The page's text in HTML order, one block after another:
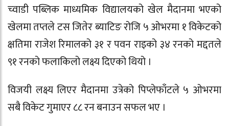
च्वाडी पब्लिक माध्यमिक विद्यालयको खेल मैदानमा भएको
खेलमा तप्तले टस जितेर ब्याटिङ रोजि ५ ओभरमा १ विकेटको
क्षतिमा राजेश रिमालको ३१ र पवन राइको ३४ रनको मद्दतले
९१ रनको फलाकिलो लक्ष्य दिएको थियो ।
विजयी लक्ष्य लिएर मैदानमा उत्रेको पिप्लेफाँटले ५ ओभरमा
सबै विकेट गुमाएर ८८ रन बनाउन सफल भए ।